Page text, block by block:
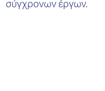
σύγχρονων έργων.